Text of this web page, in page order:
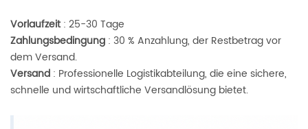
Vorlaufzeit: 25-30 Tage
Zahlungsbedingung : 30 % Anzahlung, der Restbetrag vor
dem Versand.
Versand : Professionelle Logistikabteilung, die eine sichere,
schnelle und wirtschaftliche Versandlösung bietet.